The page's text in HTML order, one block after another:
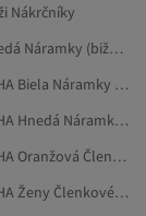
Nákrčníky
Hnedá Náramky (bižutéria)
USHA Biela Náramky (bižutéria)
USHA Hnedá Náramky (bižutéria)
USHA Oranžová Členkové Náramky (bižutéria)
USHA Ženy Členkové Náramky (bižutéria)